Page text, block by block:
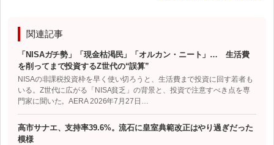
関連記事
「NISAガチ勢」「現金枯渇民」「オルカン・ニート」… 生活費
を削ってまで投資するZ世代の“誤算”
NISAの非課税投資枠を早く使い切ろうと、生活費まで投資に回す若者も
いる。Z世代に広がる「NISA貧乏」の背景と、投資で注意すべき点を専
門家に聞いた。AERA 2026年7月27日…
高市サナエ、支持率39.6%。流石に皇室典範改正はやり過ぎだった
模様